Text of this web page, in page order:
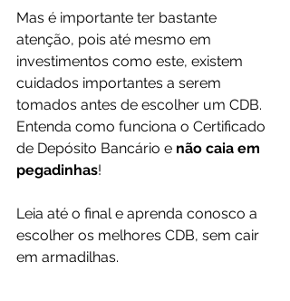
Mas é importante ter bastante
atenção, pois até mesmo em
investimentos como este, existem
cuidados importantes a serem
tomados antes de escolher um CDB.
Entenda como funciona o Certificado
de Depósito Bancário e não caia em
pegadinhas!
Leia até o final e aprenda conosco a
escolher os melhores CDB, sem cair
em armadilhas.